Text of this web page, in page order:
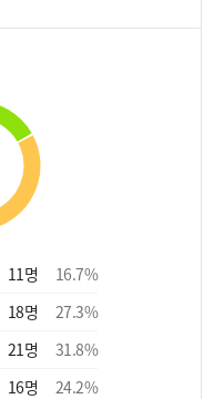
11명 16.7%
18명 27.3%
21명 31.8%
16명 24.2%